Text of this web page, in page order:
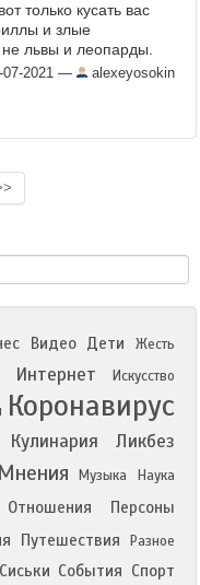
только кусать вас
и злые
львы и леопарды.
но совсем не
...
07-2021 — alexeyosokin
Видео Дети
Жесть
Интернет Искусство
Коронавирус
Кулинария Ликбез
Мнения Музыка Наука
Отношения Персоны
Путешествия
Разное
Сиськи События Спорт